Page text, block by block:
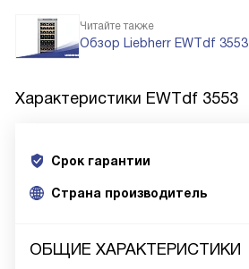
Читайте также
Обзор Liebherr EWTdf 3553
Характеристики EWTdf 3553
Срок гарантии
Cтрана производитель
ОБЩИЕ ХАРАКТЕРИСТИКИ